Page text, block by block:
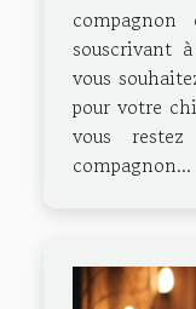
souscrivant
vous
pour votre
vous
compagnon...